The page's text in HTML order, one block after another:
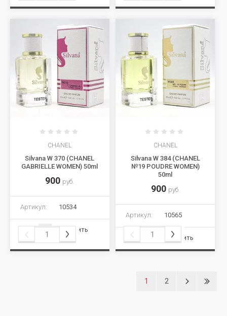
CHANEL
Silvana W 370 (CHANEL
GABRIELLE WOMEN) 50ml
900 руб.
Артикул: 10534
Сравнить
CHANEL
Silvana W 384 (CHANEL
№19 POUDRE WOMEN)
50ml
900 руб.
Артикул: 10565
Сравнить
1 2